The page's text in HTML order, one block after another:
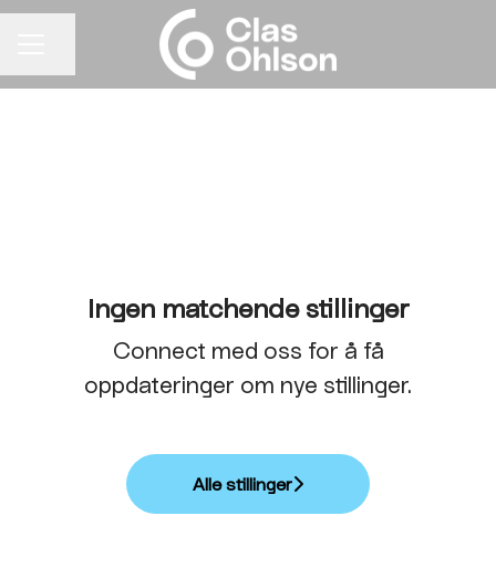
Ingen matchende stillinger
Connect med oss for å få
oppdateringer om nye stillinger.
Alle stillinger